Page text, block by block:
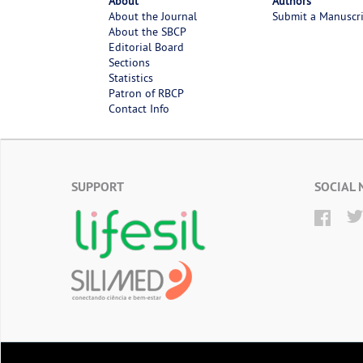
About the Journal
About the SBCP
Editorial Board
Sections
Statistics
Patron of RBCP
Contact Info
Submit a
SUPPORT SOCIAL